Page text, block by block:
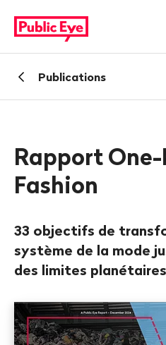
sur
publiceye.ch
rapide
RetourPublications
Rapport
Fashion
33 objectifs de
système de la mode
des limites planétaires